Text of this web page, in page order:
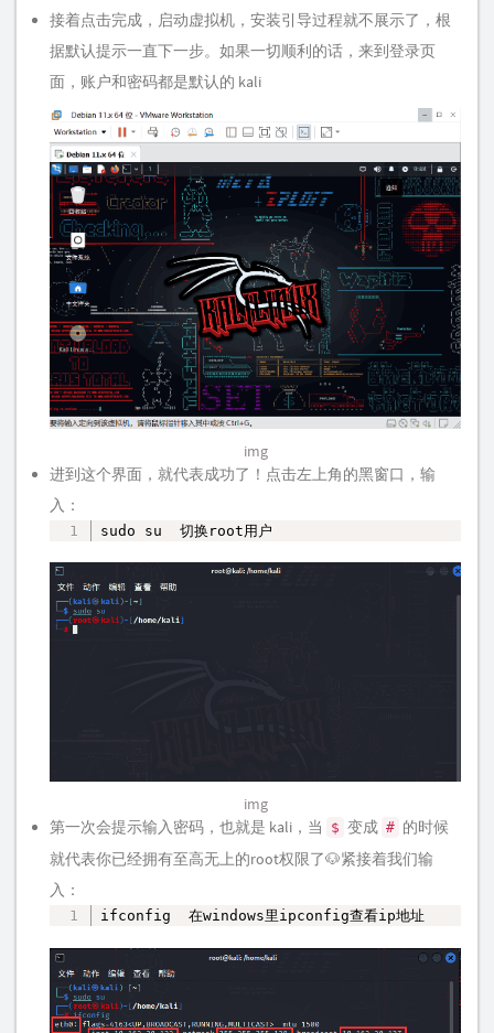
接着点击完成，启动虚拟机，安装引导过程就不展示了，根
据默认提示一直下一步。如果一切顺利的话，来到登录页
面，账户和密码都是默认的 kali
img
进到这个界面，就代表成功了！点击左上角的黑窗口，输
入：
sudo su  切换root用户
img
第一次会提示输入密码，也就是 kali，当
$ 变成 # 的时候
就代表你已经拥有至高无上的root权限了🐶紧接着我们输
入：
ifconfig  在windows里ipconfig查看ip地址